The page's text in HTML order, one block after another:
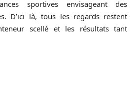
sportives envisageant des
D’ici là, tous les regards restent
scellé et les résultats tant